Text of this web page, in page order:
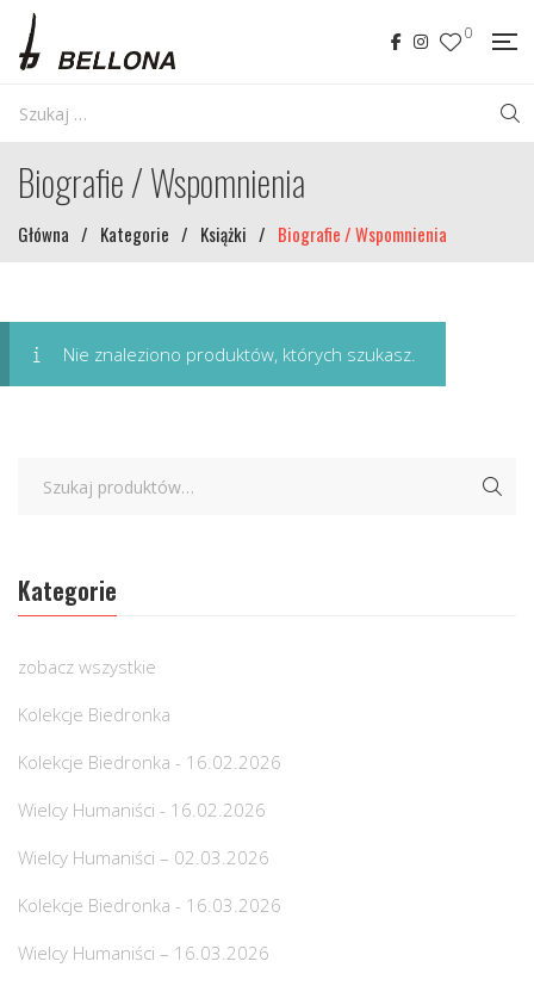
0
Biografie / Wspomnienia
Główna / Kategorie / Książki / Biografie / Wspomnienia
Nie znaleziono produktów, których szukasz.
Kategorie
zobacz wszystkie
Kolekcje Biedronka
Kolekcje Biedronka - 16.02.2026
Wielcy Humaniści - 16.02.2026
Wielcy Humaniści – 02.03.2026
Kolekcje Biedronka - 16.03.2026
Wielcy Humaniści – 16.03.2026